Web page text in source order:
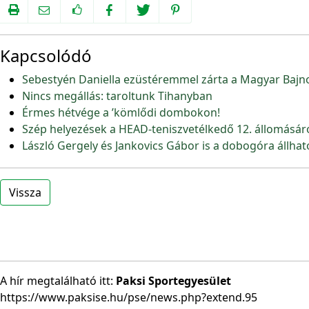
Kapcsolódó
Sebestyén Daniella ezüstéremmel zárta a Magyar
Nincs megállás: taroltunk Tihanyban
Érmes hétvége a ’kömlődi dombokon!
Szép helyezések a HEAD-teniszvetélkedő 12.
László Gergely és Jankovics Gábor is a dobogóra
Vissza
A hír megtalálható itt: Paksi Sportegyesület
https://www.paksise.hu/pse/news.php?extend.95